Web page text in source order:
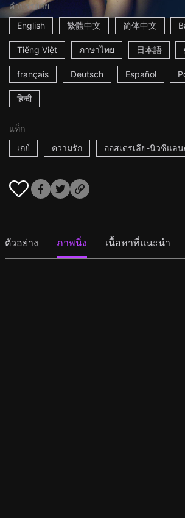
คำบรรยาย
English
繁體中文 简体中文
Tiếng Việt ภาษาไทย 日本語
français Deutsch Español
हिन्दी
แท็ก
เกย์
ความรัก ออสเตรเลีย-นิวซีแล
ตัวอย่าง ภาพนิ่ง เนื้อหาที่แนะนำ